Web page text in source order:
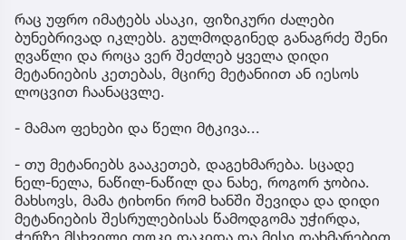
რაც უფრო იმატებს ასაკი, ფიზიკური ძალები
ბუნებრივად იკლებს. გულმოდგინედ განაგრძე შენი
ღვაწლი და როცა ვერ შეძლებ ყველა დიდი
მეტანიების კეთებას, მცირე მეტანიით ან იესოს
ლოცვით ჩაანაცვლე.
- მამაო ფეხები და წელი მტკივა...
- თუ მეტანიებს გააკეთებ, დაგეხმარება. სცადე
ნელ-ნელა, ნაწილ-ნაწილ და ნახე, როგორ ჯობია.
მახსოვს, მამა ტიხონი რომ ხანში შევიდა და დიდი
მეტანიების შესრულებისას წამოდგომა უჭირდა,
ჭერზე მსხვილი თოკი დაკიდა და მისი დახმარებით